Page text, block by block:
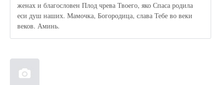
женах и благословен Плод чрева Твоего, яко Спаса родила
еси душ наших. Мамочка, Богородица, слава Тебе во веки
веков. Аминь.